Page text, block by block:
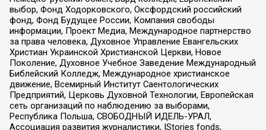
выбор, Фонд Ходорковского, Оксфордский российский
фонд, Фонд Будущее России, Компания свободы
информации, Проект Медиа, Международное партнерство
за права человека, Духовное Управление Евангельских
Христиан Украинской Христианской Церкви, Новое
Поколение, Духовное Учебное Заведение Международный
Библейский Колледж, Международное христианское
движение, Всемирный Институт Саентологических
Предприятий, Церковь Духовной Технологии, Европейская
сеть организаций по наблюдению за выборами,
Республика Польша, СВОБОДНЫЙ ИДЕЛЬ-УРАЛ,
Ассоциация развития журналистики, IStories fonds,